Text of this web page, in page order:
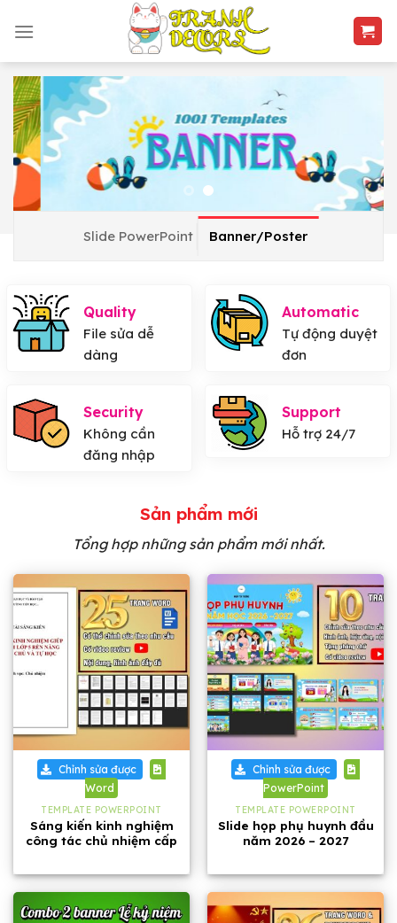
Slide PowerPoint Banner/Poster
Quality
File sửa dễ
dàng
Automatic
Tự động duyệt
đơn
Security
Không cần
đăng nhập
Support
Hỗ trợ 24/7
Sản phẩm mới
Tổng hợp những sản phẩm mới nhất.
Chỉnh sửa được
Word
TEMPLATE POWERPOINT
Sáng kiến kinh nghiệm
công tác chủ nhiệm cấp
Chỉnh sửa được
PowerPoint
TEMPLATE POWERPOINT
Slide họp phụ huynh đầu
năm 2026 – 2027